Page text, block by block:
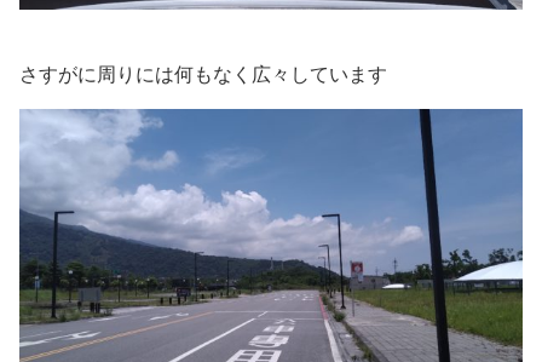
さすがに周りには何もなく広々しています